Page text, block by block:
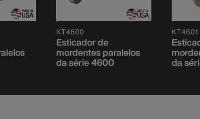
KT4600
Esticador de
mordentes paralelos
da série 4600
KT4601
da